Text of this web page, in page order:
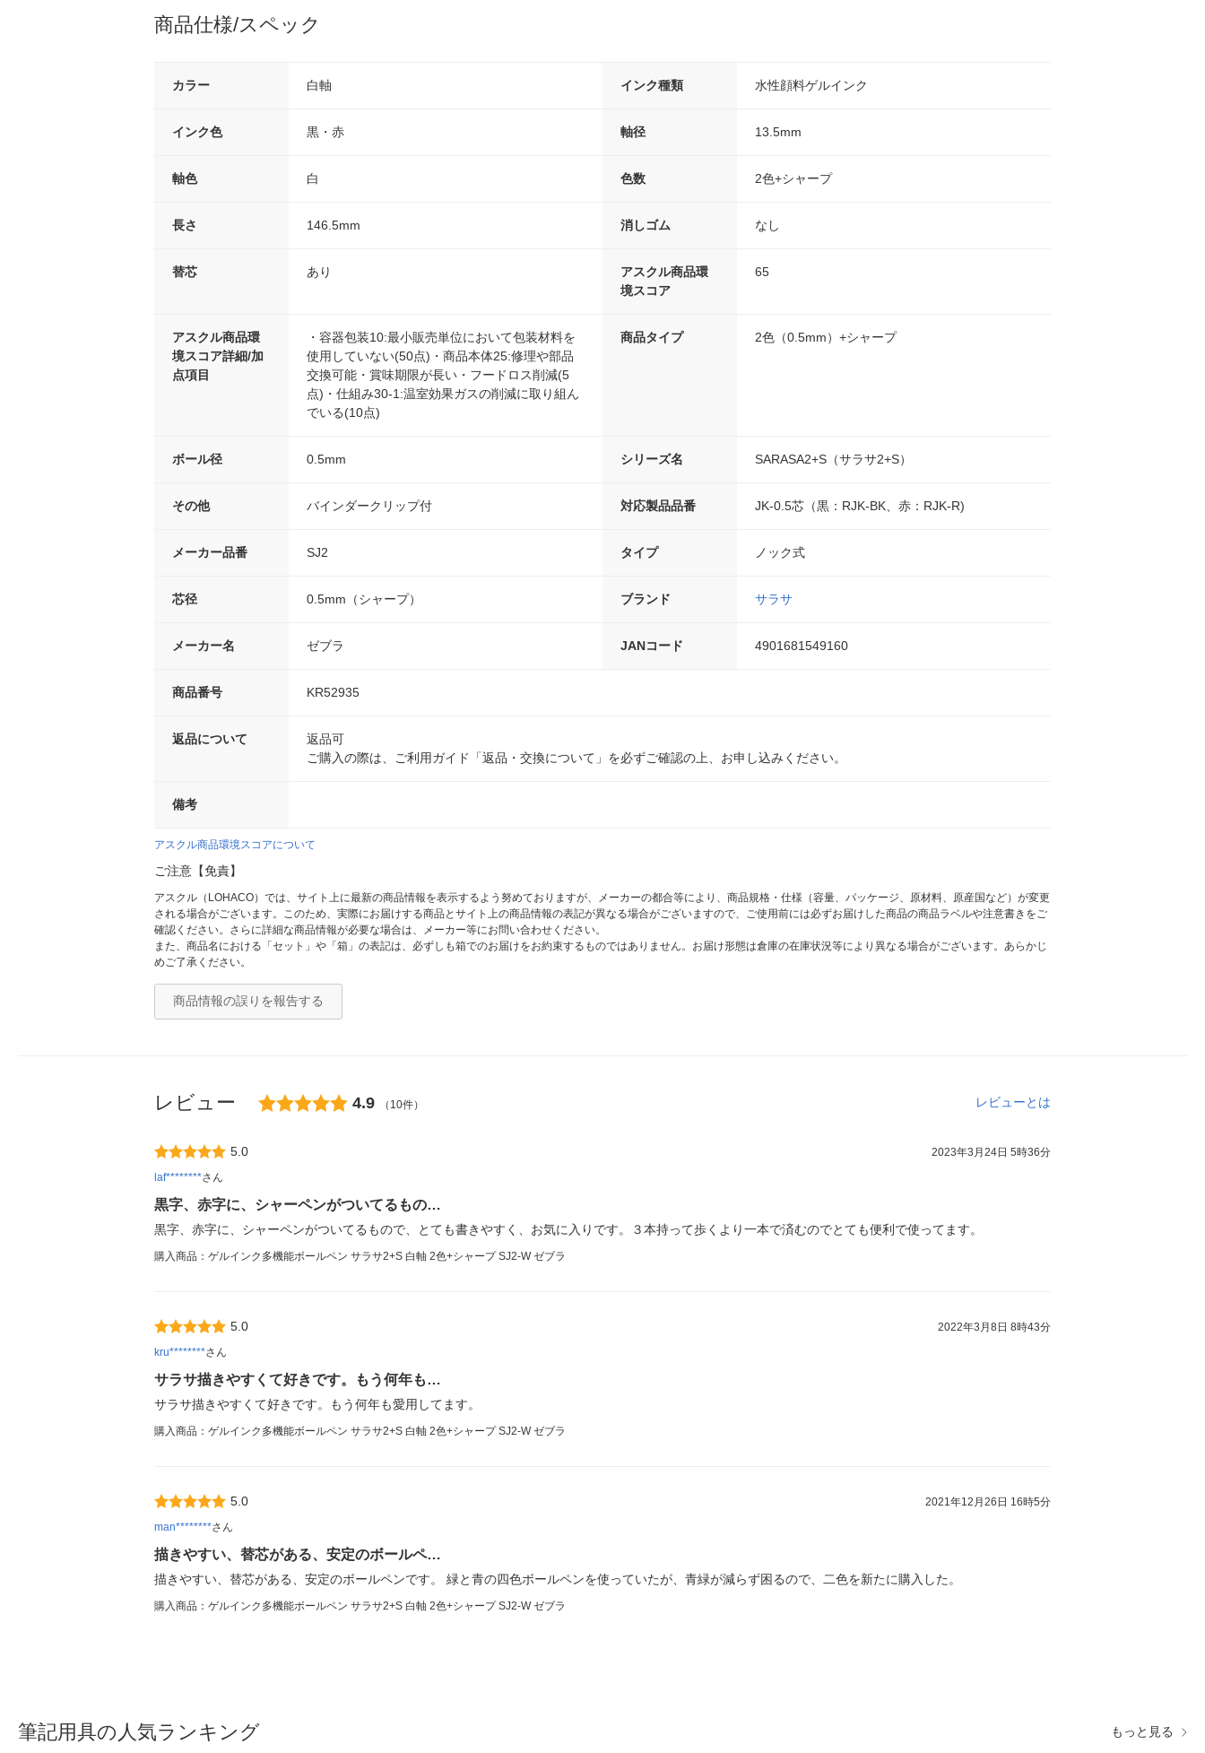
商品仕様/スペック
カラー 白軸 インク種類 水性顔料ゲルインク
インク色 黒・赤 軸径 13.5mm
軸色 白 色数 2色+シャープ
長さ 146.5mm 消しゴム なし
替芯 あり
アスクル商品環
境スコア
65
アスクル商品環
境スコア詳細/加
点項目
・容器包装10:最小販売単位において包装材料を
使用していない(50点)・商品本体25:修理や部品
交換可能・賞味期限が長い・フードロス削減(5
点)・仕組み30-1:温室効果ガスの削減に取り組ん
でいる(10点)
商品タイプ 2色（0.5mm）+シャープ
ボール径 0.5mm シリーズ名 SARASA2+S（サラサ2+S）
その他 バインダークリップ付 対応製品品番 JK-0.5芯（黒：RJK-BK、赤：RJK-R)
メーカー品番 SJ2 タイプ ノック式
芯径 0.5mm（シャープ） ブランド サラサ
メーカー名 ゼブラ JANコード 4901681549160
商品番号 KR52935
返品について
返品可
ご購入の際は、ご利用ガイド「返品・交換について」を必ずご確認の上、お申し込みください。
備考
アスクル商品環境スコアについて
ご注意【免責】
アスクル（LOHACO）では、サイト上に最新の商品情報を表示するよう努めておりますが、メーカーの都合等により、商品規格・仕様（容量、パッケージ、原材料、原産国など）が変更
される場合がございます。このため、実際にお届けする商品とサイト上の商品情報の表記が異なる場合がございますので、ご使用前には必ずお届けした商品の商品ラベルや注意書きをご
確認ください。さらに詳細な商品情報が必要な場合は、メーカー等にお問い合わせください。
また、商品名における「セット」や「箱」の表記は、必ずしも箱でのお届けをお約束するものではありません。お届け形態は倉庫の在庫状況等により異なる場合がございます。あらかじ
めご了承ください。
商品情報の誤りを報告する
レビュー 4.9 （10件） レビューとは
5.0
2023年3月24日 5時36分
laf********さん
黒字、赤字に、シャーペンがついてるもの…
黒字、赤字に、シャーペンがついてるもので、とても書きやすく、お気に入りです。３本持って歩くより一本で済むのでとても便利で使ってます。
購入商品：ゲルインク多機能ボールペン サラサ2+S 白軸 2色+シャープ SJ2-W ゼブラ
5.0
2022年3月8日 8時43分
kru********さん
サラサ描きやすくて好きです。もう何年も…
サラサ描きやすくて好きです。もう何年も愛用してます。
購入商品：ゲルインク多機能ボールペン サラサ2+S 白軸 2色+シャープ SJ2-W ゼブラ
5.0
2021年12月26日 16時5分
man********さん
描きやすい、替芯がある、安定のボールペ…
描きやすい、替芯がある、安定のボールペンです。 緑と青の四色ボールペンを使っていたが、青緑が減らず困るので、二色を新たに購入した。
購入商品：ゲルインク多機能ボールペン サラサ2+S 白軸 2色+シャープ SJ2-W ゼブラ
筆記用具の人気ランキング もっと見る